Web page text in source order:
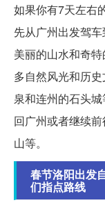
如果你有7天左右
先从广州出发驾
美丽的山水和奇
多自然风光和历
泉和连州的石头
回广州或者继续
山等。
春节洛阳出发
们指点路线